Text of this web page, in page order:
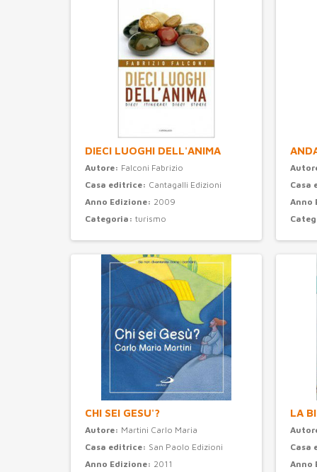
DIECI LUOGHI DELL'ANIMA
Autore: Falconi Fabrizio
Casa editrice: Cantagalli Edizioni
Anno Edizione: 2009
Categoria: turismo
Casa
Anno
CHI SEI GESU'?
Autore: Martini Carlo Maria
Casa editrice: San Paolo Edizioni
Anno Edizione: 2011
LA
Casa
Anno